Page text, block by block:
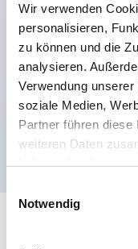
Wir verwenden
personalisieren,
zu können und die
analysieren.
Verwendung
soziale Medien,
Partner führen
weiteren Daten
haben oder die sie
Notwendig
Schutzarten
(IEC 60529)
UL- und CSA-
Normen. CCC-
Mit speziellem
Silhouette